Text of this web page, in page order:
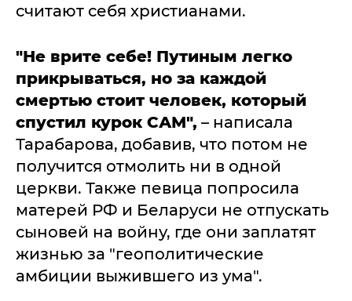
считают себя христианами.
"Не врите себе! Путиным легко
прикрываться, но за каждой
смертью стоит человек, который
спустил курок САМ", – написала
Тарабарова, добавив, что потом не
получится отмолить ни в одной
церкви. Также певица попросила
матерей РФ и Беларуси не отпускать
сыновей на войну, где они заплатят
жизнью за "геополитические
амбиции выжившего из ума".